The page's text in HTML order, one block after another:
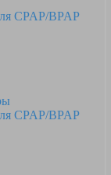
CPAP/BPAP
CPAP/BPAP